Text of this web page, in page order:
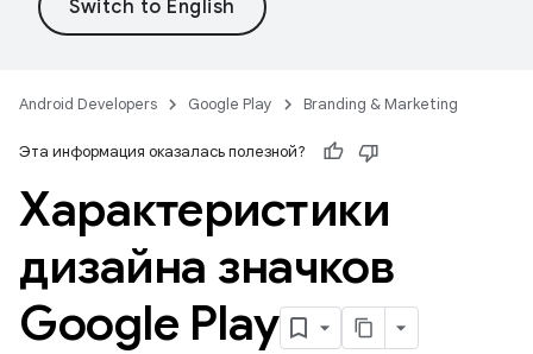
Android Developers Google Play Branding & Marketing
Эта информация оказалась полезной?
Характеристики
дизайна значков
Google Play